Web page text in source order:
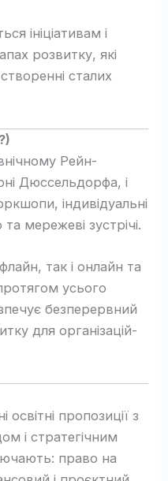
ініціативам і
розвитку, які
сталих
Рейн-
Дюссельдорфа, і
індивідуальні
мережеві зустрічі.
так і онлайн та
усього
безперервний
для організацій-
пропозиції з
і стратегічним
право на